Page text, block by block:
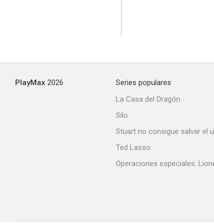
PlayMax 2026
Series populares
La Casa del Dragón
Silo
Ted Lasso